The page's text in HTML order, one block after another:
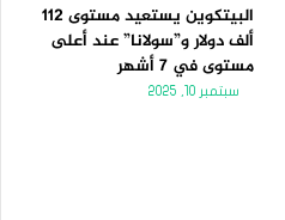
البيتكوين يستعيد مستوى 112
ألف دولار و”سولانا” عند أعلى
مستوى في 7 أشهر
سبتمبر 10, 2025